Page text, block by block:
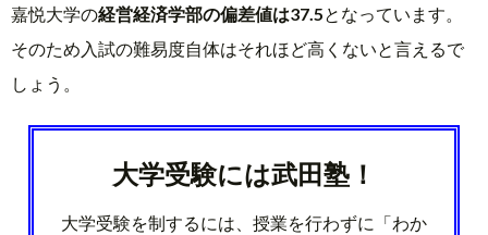
嘉悦大学の経営経済学部の偏差値は37.5となっています。
そのため入試の難易度自体はそれほど高くないと言えるで
しょう。
大学受験には武田塾！
大学受験を制するには、授業を行わずに「わか